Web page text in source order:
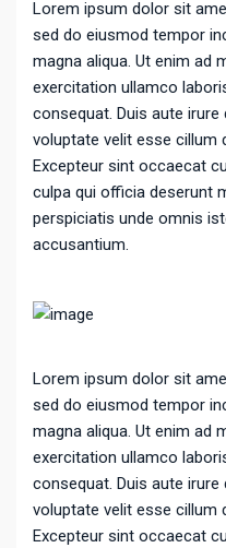
Lorem ipsum dolor sit
sed do eiusmod tempor
magna aliqua. Ut enim ad
exercitation ullamco
consequat. Duis aute
voluptate velit esse cillum
Excepteur sint occaecat
culpa qui officia deserunt
perspiciatis unde omnis
accusantium.
Lorem ipsum dolor sit
sed do eiusmod tempor
magna aliqua. Ut enim ad
exercitation ullamco
consequat. Duis aute
voluptate velit esse cillum
Excepteur sint occaecat